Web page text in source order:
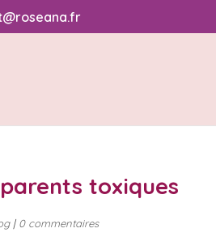
toxiques
| 0 commentaires